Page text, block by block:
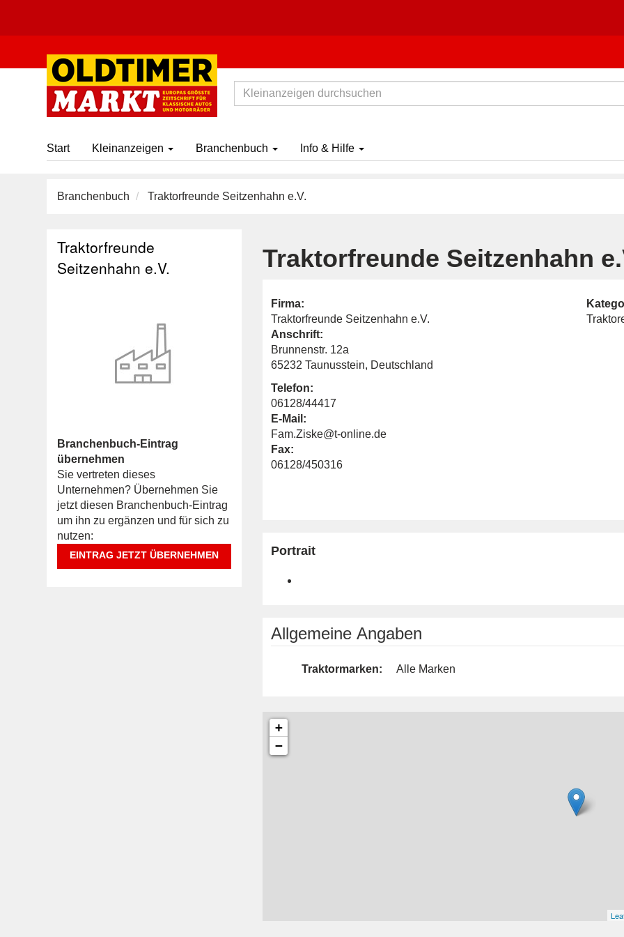
Start Kleinanzeigen Branchenbuch Info & Hilfe
Branchenbuch Traktorfreunde Seitzenhahn e.V.
Traktorfreunde Seitzenhahn
Firma:
Traktorfreunde Seitzenhahn e.V.
Anschrift:
Brunnenstr. 12a
65232 Taunusstein, Deutschland
Telefon:
06128/44417
E-Mail:
Fam.Ziske@t-online.de
Fax:
06128/450316
Portrait
Allgemeine Angaben
Traktormarken: Alle Marken
+
−
Traktorfreunde
Seitzenhahn e.V.
Branchenbuch-Eintrag
übernehmen
Sie vertreten dieses
Unternehmen? Übernehmen Sie
jetzt diesen Branchenbuch-Eintrag
um ihn zu ergänzen und für sich zu
nutzen:
EINTRAG JETZT ÜBERNEHMEN